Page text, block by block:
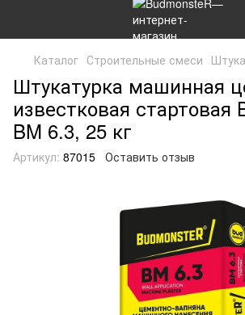
Каталог Строительные смеси
Штукатурка машинная
известковая стартовая
BM 6.3, 25 кг
Артикул: 87015 Оставить отзыв